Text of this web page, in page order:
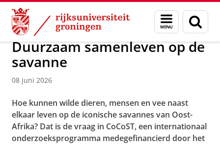
Skip
Content
Skip
Navigation
Menu
en
zoeken
Over ons Actueel Nieuws
Duurzaam samenleven op de
savanne
08 juni 2026
Hoe kunnen wilde dieren, mensen en vee naast
elkaar leven op de iconische savannes van Oost-
Afrika? Dat is de vraag in CoCoST, een internationaal
onderzoeksprogramma medegefinancierd door het